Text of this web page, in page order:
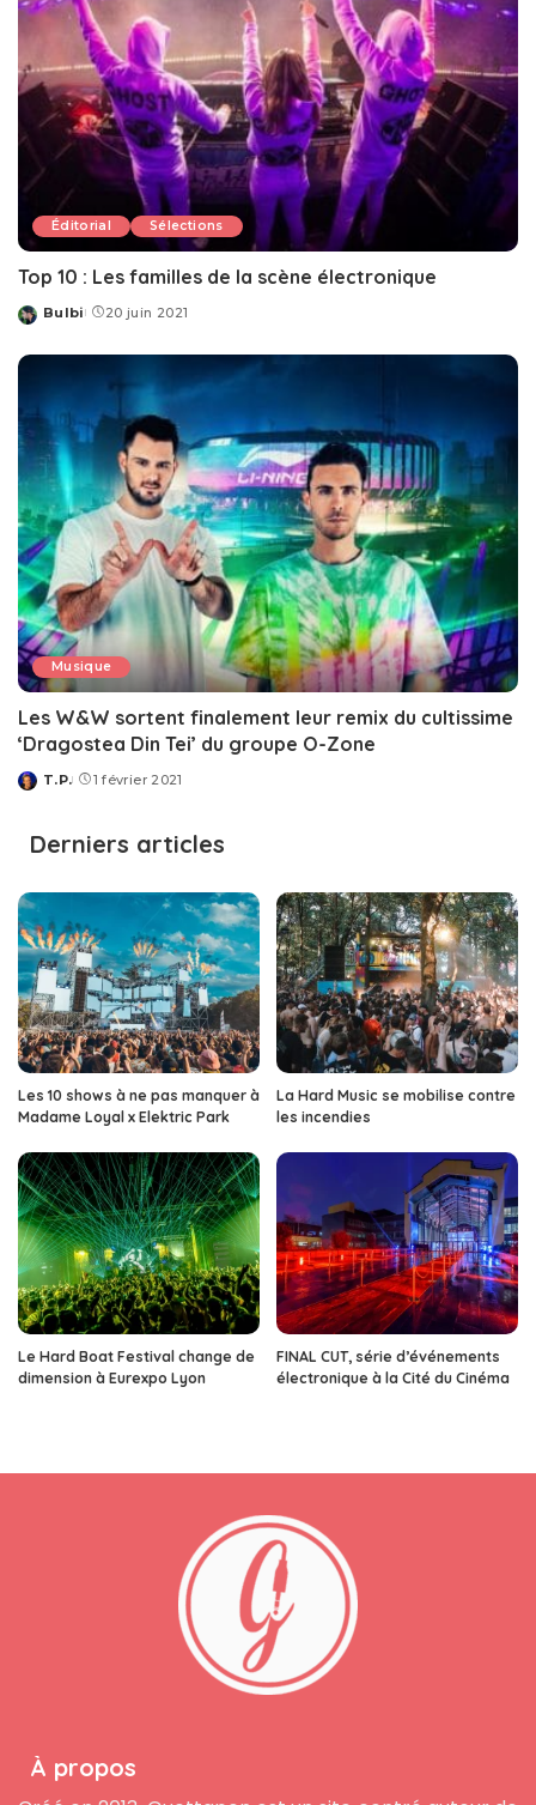
Éditorial Sélections
Top 10 : Les familles de la scène électronique
Posted
Bulbi 20 juin 2021
Musique
Les W&W sortent finalement leur remix du cultissime
‘Dragostea Din Tei’ du groupe O-Zone
Posted
T.P. 1 février 2021
Derniers articles
Les 10 shows à ne pas manquer à
Madame Loyal x Elektric Park
La Hard Music se mobilise contre
les incendies
Le Hard Boat Festival change de
dimension à Eurexpo Lyon
FINAL CUT, série d’événements
électronique à la Cité du Cinéma
À propos